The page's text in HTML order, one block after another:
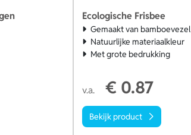
Ecologische Frisbee
Gemaakt van bamboevezel
Natuurlijke materiaalkleur
Met grote bedrukking
v.a. € 0.87
Bekijk product